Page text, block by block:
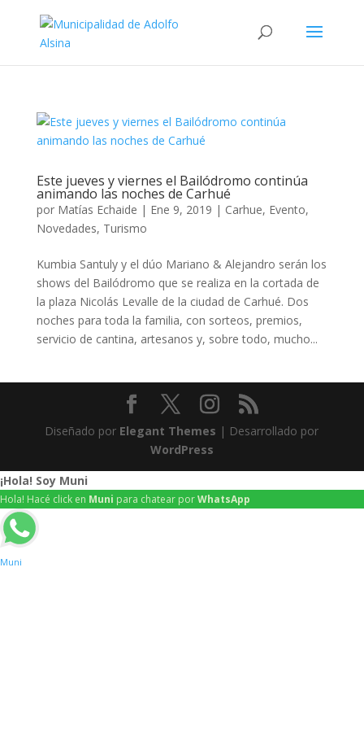
Este jueves y viernes el Bailódromo continúa
animando las noches de Carhué
por Matías Echaide | Ene 9, 2019 | Carhue, Evento,
Novedades, Turismo
Kumbia Santuly y el dúo Mariano & Alejandro serán los
shows del Bailódromo que se realiza en la cortada de
la plaza Nicolás Levalle de la ciudad de Carhué. Dos
noches para toda la familia, con sorteos, premios,
servicio de cantina, artesanos y, sobre todo, mucho...
Diseñado por Elegant Themes | Desarrollado por
WordPress
¡Hola! Soy Muni
Hola! Hacé click en Muni para chatear porWhatsApp
Muni